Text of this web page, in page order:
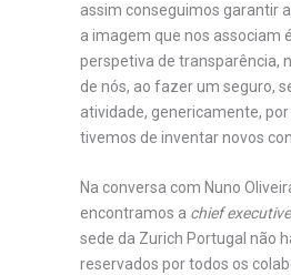
assim conseguimos garantir
a imagem que nos associam
perspetiva de transparência,
de nós, ao fazer um seguro,
atividade, genericamente,
tivemos de inventar novos
Na conversa com Nuno
encontramos a chief
sede da Zurich Portugal não
reservados por todos os